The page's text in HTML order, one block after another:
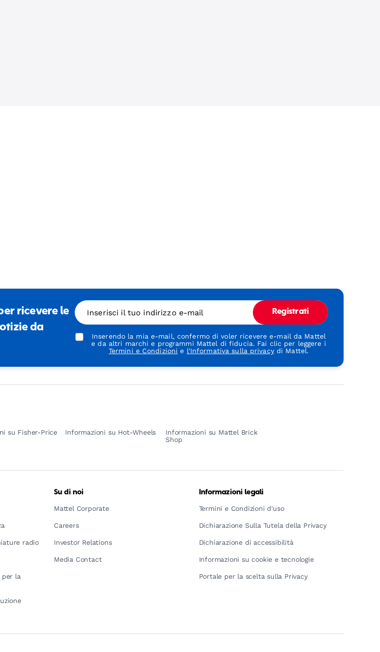
ricevere le
da
Inserisci il tuo indirizzo e-mail Registrati
Inserendo la mia e-mail, confermo di voler ricevere e-mail da Mattel
e da altri marchi e programmi Mattel di fiducia. Fai clic per leggere i
Termini e Condizioni e l'Informativa sulla privacydi Mattel.
su Fisher-Price Informazioni su Hot-Wheels
Informazioni su Mattel Brick
Shop
radio
per la
Su di noi
Mattel Corporate
Careers
Investor Relations
Media Contact
Informazioni legali
Termini e Condizioni d'uso
Dichiarazione Sulla Tutela della Privacy
Dichiarazione di accessibilità
Informazioni su cookie e tecnologie
Portale per la scelta sulla Privacy